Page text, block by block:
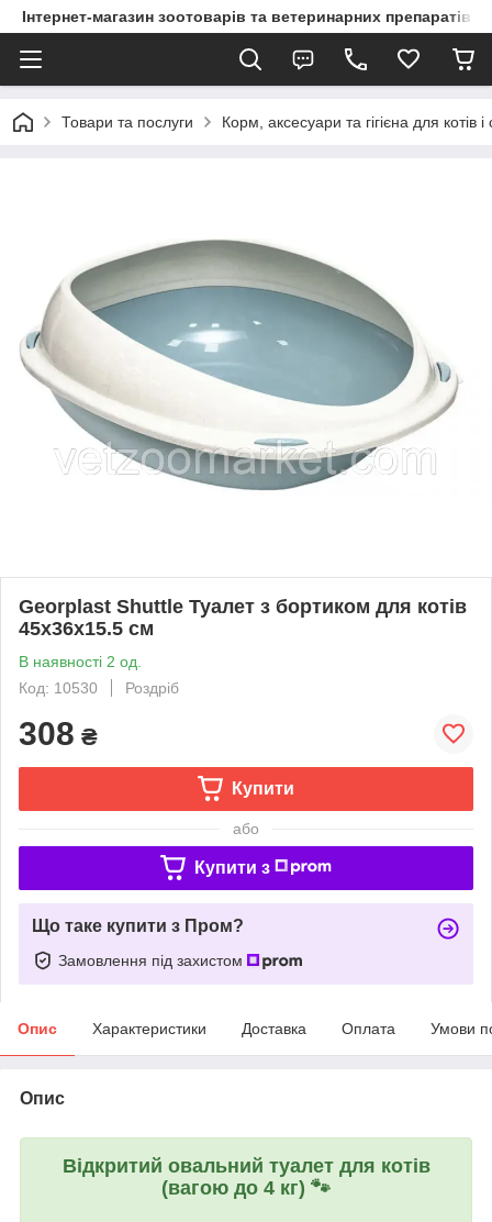
Інтернет-магазин зоотоварів та ветеринарних препаратів
Товари та послуги Корм, аксесуари та гігієна для котів і
Georplast Shuttle Туалет з бортиком для котів
45x36x15.5 см
В наявності 2 од.
Код: 10530
Роздріб
308 ₴
Купити
або
Купити з
Що таке купити з Пром?
Замовлення під захистом
Опис Характеристики Доставка Оплата Умови
Опис
Відкритий овальний туалет для котів
(вагою до 4 кг) 🐾